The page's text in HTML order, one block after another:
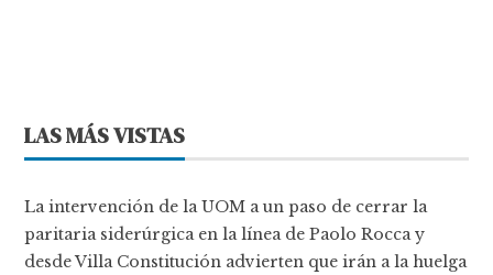
LAS MÁS VISTAS
La intervención de la UOM a un paso de cerrar la
paritaria siderúrgica en la línea de Paolo Rocca y
desde Villa Constitución advierten que irán a la huelga